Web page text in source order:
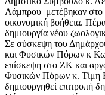
Λάμπρου μετέβηκαν στο
οικονομική βοήθεια.
δημιουργία νέου
Σε σύσκεψη του
και Φυσικών Πόρων κ
επίσκεψη στο ΖΚ και
Φυσικών Πόρων κ. Τίμη
δημιουργηθεί επιτροπή